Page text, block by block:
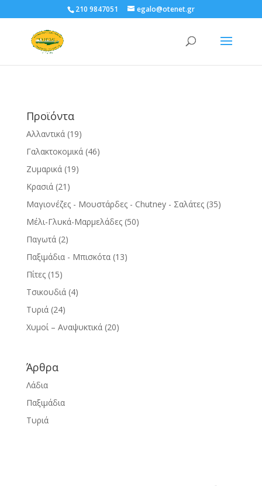
210 9847051 egalo@otenet.gr
Προϊόντα
Αλλαντικά (19)
Γαλακτοκομικά (46)
Ζυμαρικά (19)
Κρασιά (21)
Μαγιονέζες - Μουστάρδες - Chutney - Σαλάτες (35)
Μέλι-Γλυκά-Μαρμελάδες (50)
Παγωτά (2)
Παξιμάδια - Μπισκότα (13)
Πίτες (15)
Τσικουδιά (4)
Τυριά (24)
Χυμοί – Αναψυκτικά (20)
Άρθρα
Λάδια
Παξιμάδια
Τυριά